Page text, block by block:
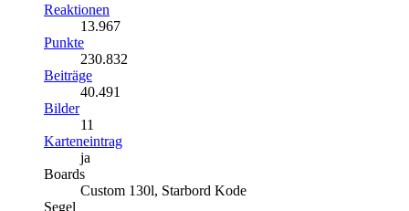
Reaktionen
13.967
Punkte
230.832
Beiträge
40.491
Bilder
11
Karteneintrag
ja
Boards
Custom 130l, Starbord Kode
Segel